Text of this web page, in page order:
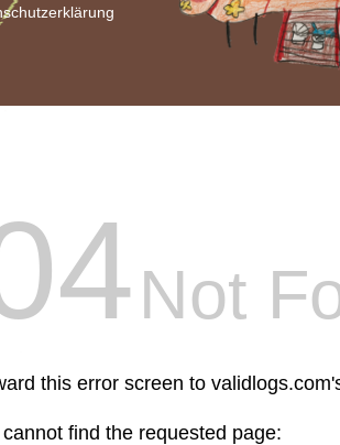
Not
this error screen to
find the requested page: